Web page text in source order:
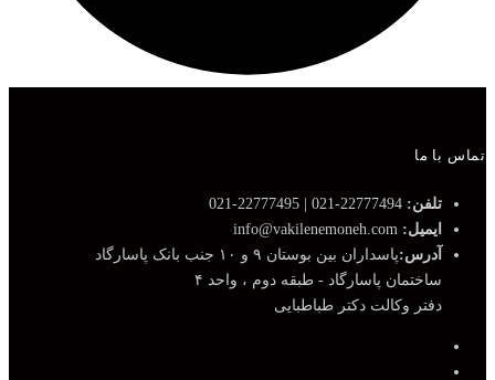
تماس با ما
تلفن:
ایمیل:
آدرس:پاسداران بین بوستان ۹ و ۱۰ جنب بانک پاسارگاد
ساختمان پاسارگاد - طبقه دوم ، واحد ۴
دفتر وکالت دکتر طباطبایی